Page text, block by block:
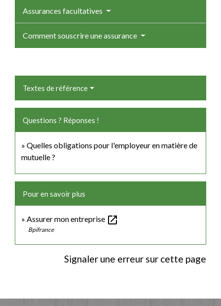
Assurances facultatives
Comment souscrire une assurance
Textes de référence
Questions ? Réponses !
Quelles obligations pour l'employeur en matière de
mutuelle ?
Pour en savoir plus
Assurer mon entreprise open_in_new
Bpifrance
Signaler une erreur sur cette page